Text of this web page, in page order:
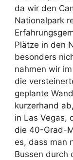
da wir den
Nationalpark
Plätze in den
besonders
nahmen wir
die
geplante
kurzerhand
in Las Vegas,
die 40-Grad-
es, dass man
Bussen durch